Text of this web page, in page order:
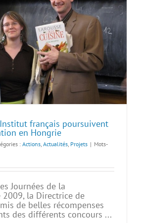
français poursuivent
en Hongrie
:Actions Actualités Projets | Mots-
Journées de la
2009, la Directrice de
de belles récompenses
des différents concours ...